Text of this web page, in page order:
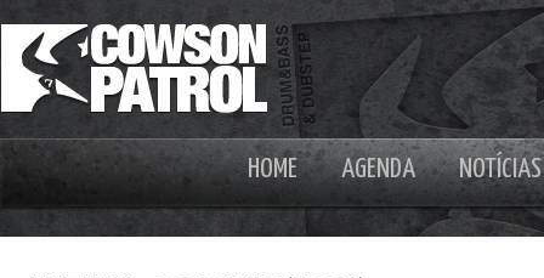
HOME AGENDA NOTÍCIAS